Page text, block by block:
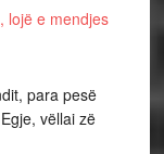
lojë e mendjes
para pesë
vëllai zë